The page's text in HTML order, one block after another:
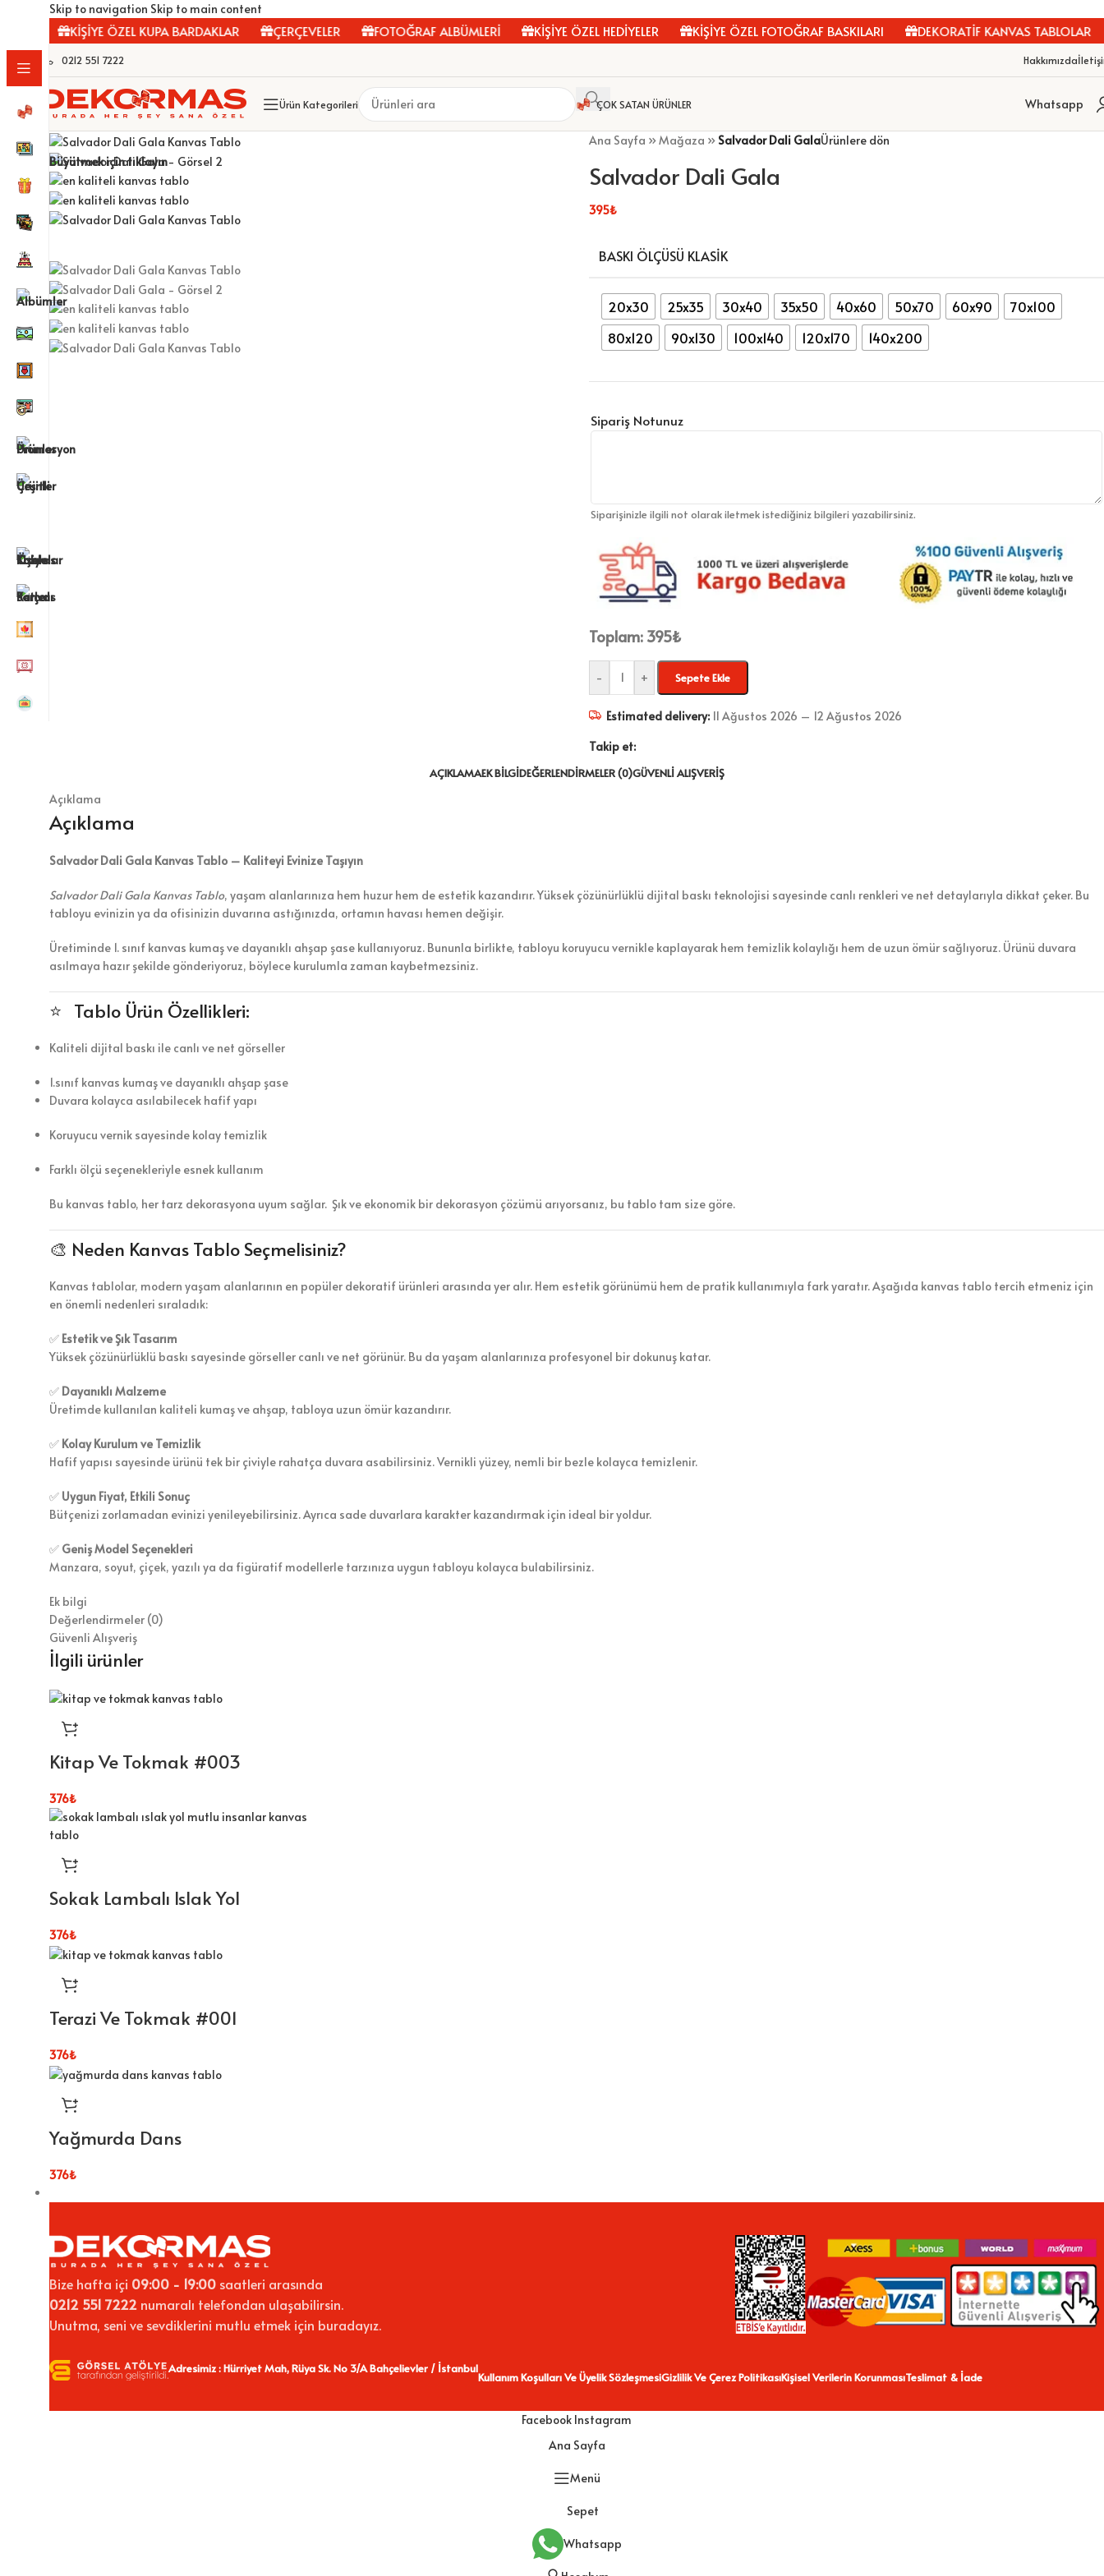
Skip to navigation Skip to main content
KİŞİYE ÖZEL KUPA BARDAKLAR ÇERÇEVELER FOTOĞRAF ALBÜMLERİ KİŞİYE ÖZEL HEDİYELER KİŞİYE ÖZEL FOTOĞRAF BASKILARI DEKORATİF KANVAS TABLOLAR
0212 551 7222 Hakkımızda
Ürün Kategorileri ÇOK SATAN ÜRÜNLER Whatsapp
Büyütmek için tıklayın
Ana Sayfa »Mağaza » Salvador Dali GalaÜrünlere dön
Salvador Dali Gala
395₺
BASKI ÖLÇÜSÜ KLASIK
20x30 25x35 30x40 35x50 40x60 50x70 60x90
70x100
80x120
90x130 100x140 120x170 140x200
Sipariş Notunuz
Siparişinizle ilgili not olarak iletmek istediğiniz bilgileri yazabilirsiniz.
Toplam: 395₺
- + Sepete Ekle
Estimated delivery: 11 Ağustos 2026 – 12 Ağustos 2026
Takip et:
AÇIKLAMAEK BILGIDEĞERLENDIRMELER (0)GÜVENLI ALIŞVERIŞ
Açıklama
Açıklama
Salvador Dali Gala Kanvas Tablo – Kaliteyi Evinize Taşıyın
Salvador Dali Gala Kanvas Tablo, yaşam alanlarınıza hem huzur hem de estetik kazandırır. Yüksek çözünürlüklü dijital baskı teknolojisi sayesinde canlı renkleri ve net detaylarıyla dikkat çeker. Bu
tabloyu evinizin ya da ofisinizin duvarına astığınızda, ortamın havası hemen değişir.
Üretiminde 1. sınıf kanvas kumaş ve dayanıklı ahşap şase kullanıyoruz. Bununla birlikte, tabloyu koruyucu vernikle kaplayarak hem temizlik kolaylığı hem de uzun ömür sağlıyoruz. Ürünü duvara
asılmaya hazır şekilde gönderiyoruz, böylece kurulumla zaman kaybetmezsiniz.
⭐ Tablo Ürün Özellikleri:
Kaliteli dijital baskı ile canlı ve net görseller
1.sınıf kanvas kumaş ve dayanıklı ahşap şase
Duvara kolayca asılabilecek hafif yapı
Koruyucu vernik sayesinde kolay temizlik
Farklı ölçü seçenekleriyle esnek kullanım
Bu kanvas tablo, her tarz dekorasyona uyum sağlar. Şık ve ekonomik bir dekorasyon çözümü arıyorsanız, bu tablo tam size göre.
🎨 Neden Kanvas Tablo Seçmelisiniz?
Kanvas tablolar, modern yaşam alanlarının en popüler dekoratif ürünleri arasında yer alır. Hem estetik görünümü hem de pratik kullanımıyla fark yaratır. Aşağıda kanvas tablo tercih etmeniz için
en önemli nedenleri sıraladık:
✅ Estetik ve Şık Tasarım
Yüksek çözünürlüklü baskı sayesinde görseller canlı ve net görünür. Bu da yaşam alanlarınıza profesyonel bir dokunuş katar.
✅ Dayanıklı Malzeme
Üretimde kullanılan kaliteli kumaş ve ahşap, tabloya uzun ömür kazandırır.
✅ Kolay Kurulum ve Temizlik
Hafif yapısı sayesinde ürünü tek bir çiviyle rahatça duvara asabilirsiniz. Vernikli yüzey, nemli bir bezle kolayca temizlenir.
✅ Uygun Fiyat, Etkili Sonuç
Bütçenizi zorlamadan evinizi yenileyebilirsiniz. Ayrıca sade duvarlara karakter kazandırmak için ideal bir yoldur.
✅ Geniş Model Seçenekleri
Manzara, soyut, çiçek, yazılı ya da figüratif modellerle tarzınıza uygun tabloyu kolayca bulabilirsiniz.
Ek bilgi
Değerlendirmeler (0)
Güvenli Alışveriş
İlgili ürünler
Kitap Ve Tokmak #003
376₺
Sokak Lambalı Islak Yol
376₺
Terazi Ve Tokmak #001
376₺
Yağmurda Dans
376₺
Bize hafta içi 09:00 - 19:00 saatleri arasında
0212 551 7222 numaralı telefondan ulaşabilirsin.
Unutma, seni ve sevdiklerini mutlu etmek için buradayız.
Adresimiz : Hürriyet Mah, Rüya Sk. No 3/A Bahçelievler / İstanbul
Kullanım Koşulları Ve Üyelik SözleşmesiGizlilik Ve Çerez PolitikasıKişisel Verilerin KorunmasıTeslimat & İade
Facebook Instagram
Ana Sayfa
Menü
Sepet
Whatsapp